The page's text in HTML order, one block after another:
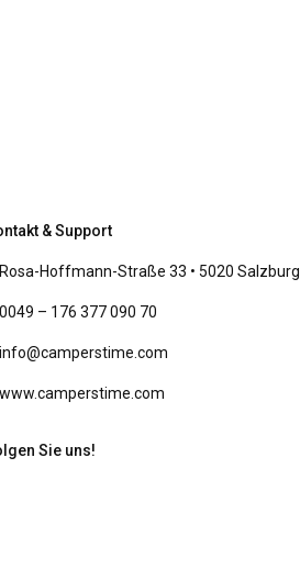
& Support
Rosa-Hoffmann-Straße 33 • 5020 Salzburg
0049 – 176 377 090 70
info@camperstime.com
www.camperstime.com
Sie uns!